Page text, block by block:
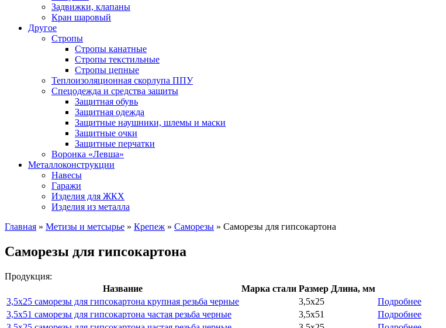
Задвижки, клапаны
Кран шаровый
Другое
Стропы
Стропы канатные
Стропы текстильные
Стропы цепные
Теплоизоляционная скорлупа ППУ
Спецодежда и средства защиты
Защитная обувь
Защитная одежда
Защитные наушники, шлемы и маски
Защитные очки
Защитные перчатки
Воронка «Левша»
Металлоконструкции
Навесы
Гаражи
Изделия для ЖКХ
Изделия из металла
Главная » Метизы и метсырье » Крепеж » Саморезы » Саморезы для гипсокартона
Саморезы для гипсокартона
Продукция:
Название
Марка стали Размер Длина, мм
3,5х25 саморезы для гипсокартона крупная резьба черные
3,5х25
Подробнее
3,5х51 саморезы для гипсокартона частая резьба черные
3,5х51
Подробнее